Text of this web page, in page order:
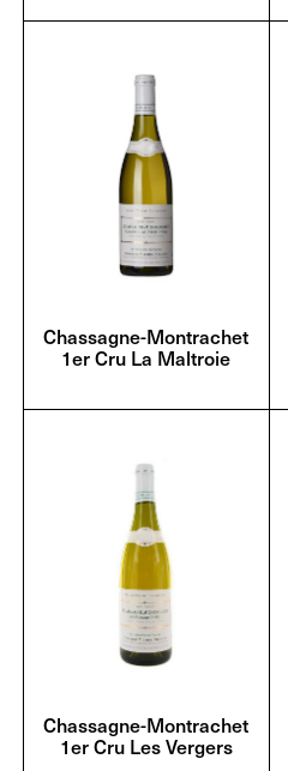
Chassagne-Montrachet
1er Cru La Maltroie
Chassagne-Montrachet
1er Cru Les Vergers